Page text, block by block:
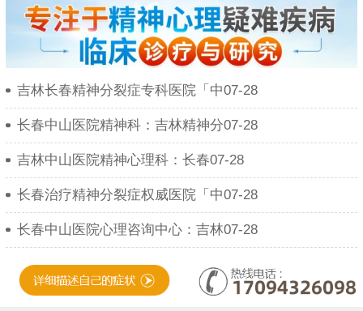
吉林长春精神分裂症专科医院「中07-28
长春中山医院精神科：吉林精神分07-28
吉林中山医院精神心理科：长春07-28
长春治疗精神分裂症权威医院「中07-28
长春中山医院心理咨询中心：吉林07-28